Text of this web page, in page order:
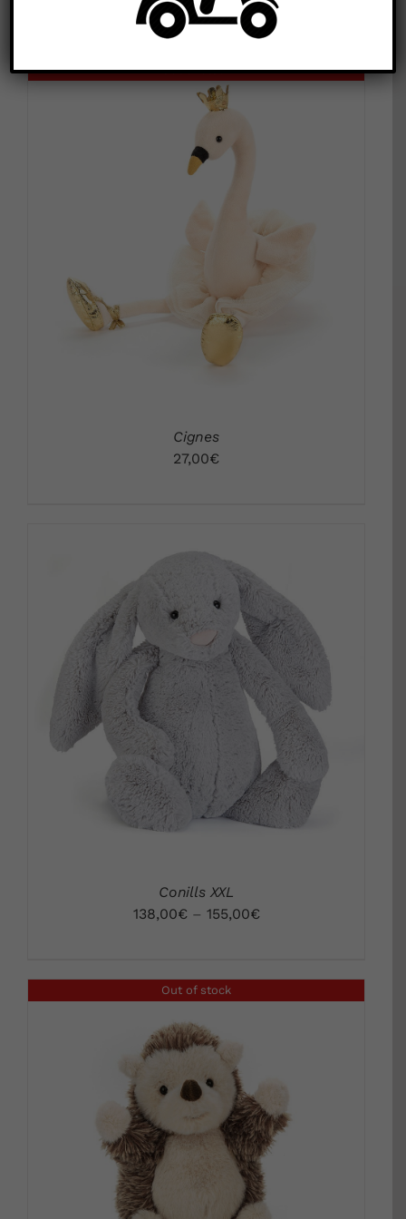
Out of stock
Cignes
27,00€
DETALLS
Conills XXL
138,00€– 155,00€
Out of stock